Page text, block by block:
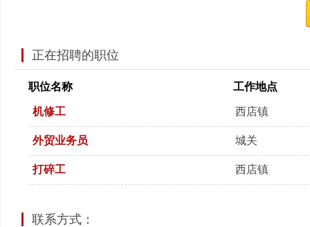
正在招聘的职位
职位名称 工作地点
机修工 西店镇
外贸业务员 城关
打碎工 西店镇
联系方式：